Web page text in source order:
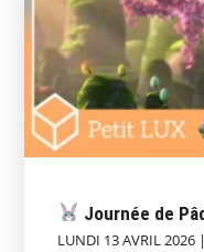
Journée de
LUNDI 13 AVRIL 2026